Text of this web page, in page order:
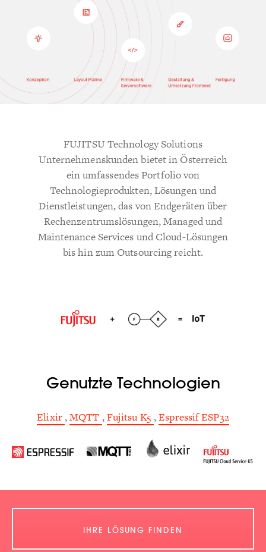
FUJITSU Technology Solutions
Unternehmenskunden bietet in Österreich
ein umfassendes Portfolio von
Technologieprodukten, Lösungen und
Dienstleistungen, das von Endgeräten über
Rechenzentrumslösungen, Managed und
Maintenance Services und Cloud-Lösungen
bis hin zum Outsourcing reicht.
Genutzte Technologien
Elixir ,MQTT ,Fujitsu K5 ,Espressif ESP32
IHRE LÖSUNG FINDEN